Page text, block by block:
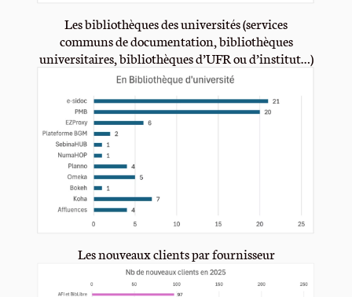
Les bibliothèques des universités (services
communs de documentation, bibliothèques
universitaires, bibliothèques d’UFR ou d’institut…)
Les nouveaux clients par fournisseur